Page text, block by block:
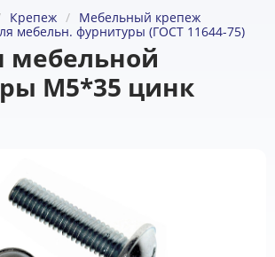
Крепеж
Мебельный крепеж
мебельн. фурнитуры (ГОСТ 11644-75)
мебельной
М5*35 цинк